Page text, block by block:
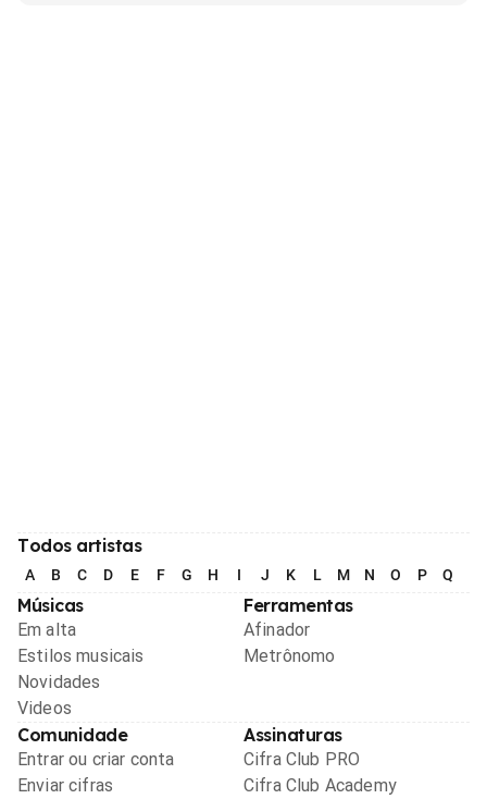
Todos artistas
A B C D E F G H I J K L M N O P Q
Músicas
Em alta
Estilos musicais
Novidades
Videos
Ferramentas
Afinador
Metrônomo
Comunidade
Entrar ou criar conta
Enviar cifras
Assinaturas
Cifra Club PRO
Cifra Club Academy